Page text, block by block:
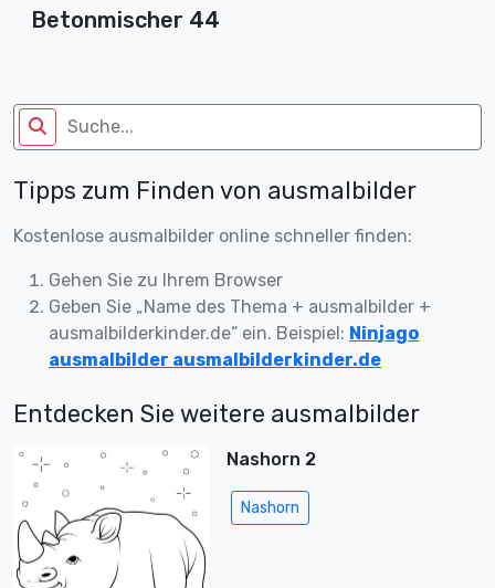
Betonmischer 44
Tipps zum Finden von ausmalbilder
Kostenlose ausmalbilder online schneller finden:
Gehen Sie zu Ihrem Browser
Geben Sie „Name des Thema + ausmalbilder +
ausmalbilderkinder.de“ ein. Beispiel: Ninjago
ausmalbilder ausmalbilderkinder.de
Entdecken Sie weitere ausmalbilder
Nashorn 2
Nashorn